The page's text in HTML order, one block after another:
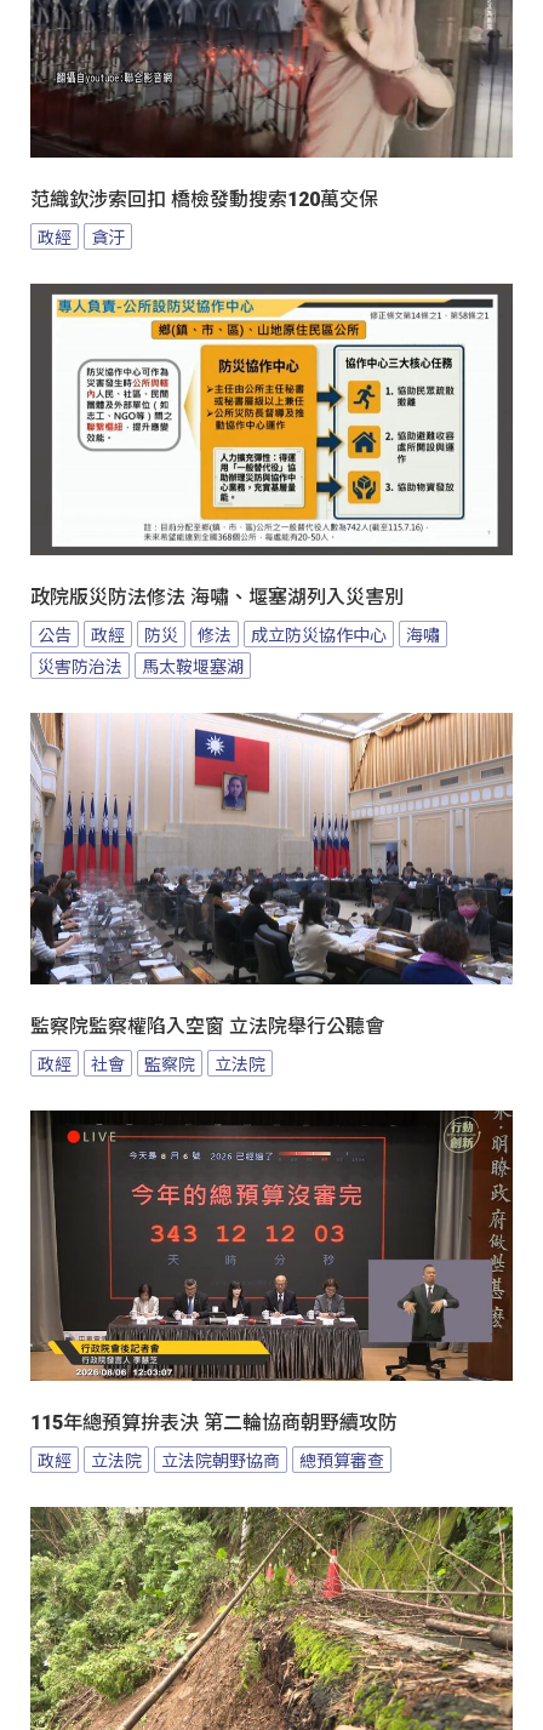
范織欽涉索回扣 橋檢發動搜索120萬交保
政經 貪汙
政院版災防法修法 海嘯、堰塞湖列入災害別
公告 政經 防災 修法 成立防災協作中心
海嘯
災害防治法
馬太鞍堰塞湖
監察院監察權陷入空窗 立法院舉行公聽會
政經 社會 監察院 立法院
115年總預算拚表決 第二輪協商朝野續攻防
政經 立法院 立法院朝野協商 總預算審查